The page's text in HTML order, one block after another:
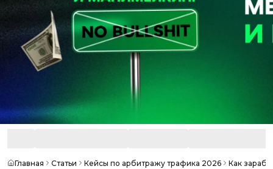
Главная Статьи Кейсы по арбитражу трафика 2026 Как